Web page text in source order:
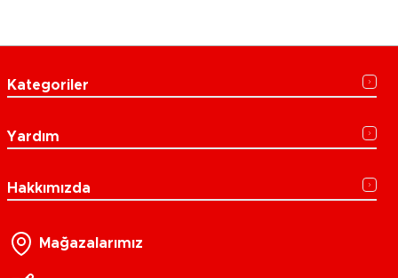
Kategoriler
Yardım
Hakkımızda
Mağazalarımız